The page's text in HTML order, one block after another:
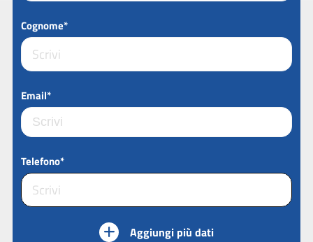
Cognome*
Email*
Telefono*
Aggiungi più dati